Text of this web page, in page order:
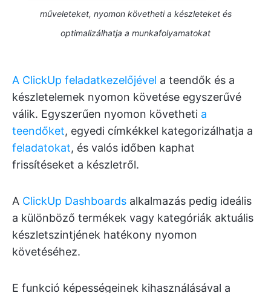
műveleteket, nyomon követheti a készleteket és
optimalizálhatja a munkafolyamatokat
A ClickUp feladatkezelőjével a teendők és a
készletelemek nyomon követése egyszerűvé
válik. Egyszerűen nyomon követheti a
teendőket, egyedi címkékkel kategorizálhatja a
feladatokat, és valós időben kaphat
frissítéseket a készletről.
A ClickUp Dashboards alkalmazás pedig ideális
a különböző termékek vagy kategóriák aktuális
készletszintjének hatékony nyomon
követéséhez.
E funkció képességeinek kihasználásával a